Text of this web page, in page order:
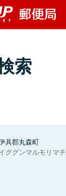
索
具郡丸森町
ググンマルモリマチ